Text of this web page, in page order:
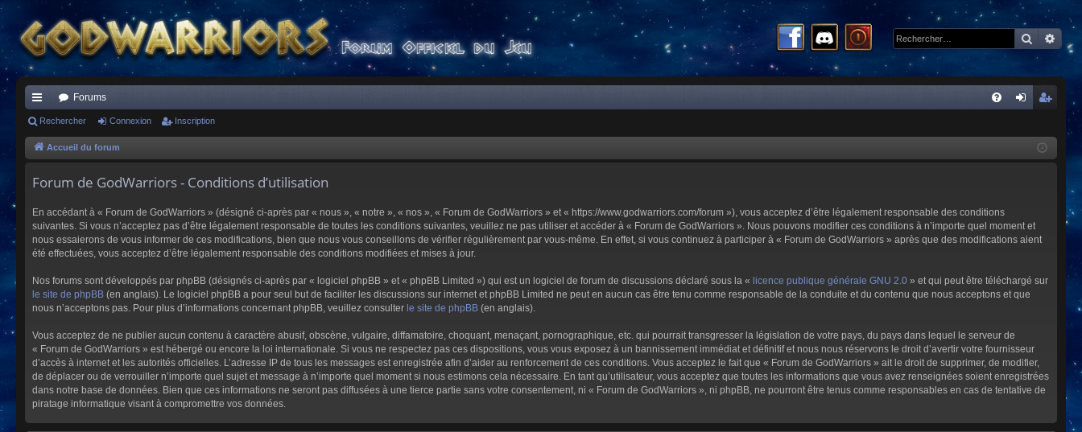
ac
co
s
Forums
cri
Rechercher Connexion Inscription
Accueil du forum
Forum de GodWarriors - Conditions d’utilisation
En accédant à « Forum de GodWarriors » (désigné ci-après par « nous », « notre », « nos », « Forum de GodWarriors » et « https://www.godwarriors.com/forum »), vous acceptez d’être légalement responsable des conditions
suivantes. Si vous n’acceptez pas d’être légalement responsable de toutes les conditions suivantes, veuillez ne pas utiliser et accéder à « Forum de GodWarriors ». Nous pouvons modifier ces conditions à n’importe quel moment et
nous essaierons de vous informer de ces modifications, bien que nous vous conseillons de vérifier régulièrement par vous-même. En effet, si vous continuez à participer à « Forum de GodWarriors » après que des modifications aient
été effectuées, vous acceptez d’être légalement responsable des conditions modifiées et mises à jour.
Nos forums sont développés par phpBB (désignés ci-après par « logiciel phpBB » et « phpBB Limited ») qui est un logiciel de forum de discussions déclaré sous la « licence publique générale GNU 2.0 » et qui peut être téléchargé sur
le site de phpBB (en anglais). Le logiciel phpBB a pour seul but de faciliter les discussions sur internet et phpBB Limited ne peut en aucun cas être tenu comme responsable de la conduite et du contenu que nous acceptons et que
nous n’acceptons pas. Pour plus d’informations concernant phpBB, veuillez consulter le site de phpBB (en anglais).
Vous acceptez de ne publier aucun contenu à caractère abusif, obscène, vulgaire, diffamatoire, choquant, menaçant, pornographique, etc. qui pourrait transgresser la législation de votre pays, du pays dans lequel le serveur de
« Forum de GodWarriors » est hébergé ou encore la loi internationale. Si vous ne respectez pas ces dispositions, vous vous exposez à un bannissement immédiat et définitif et nous nous réservons le droit d’avertir votre fournisseur
d’accès à internet et les autorités officielles. L’adresse IP de tous les messages est enregistrée afin d’aider au renforcement de ces conditions. Vous acceptez le fait que « Forum de GodWarriors » ait le droit de supprimer, de modifier,
de déplacer ou de verrouiller n’importe quel sujet et message à n’importe quel moment si nous estimons cela nécessaire. En tant qu’utilisateur, vous acceptez que toutes les informations que vous avez renseignées soient enregistrées
dans notre base de données. Bien que ces informations ne seront pas diffusées à une tierce partie sans votre consentement, ni « Forum de GodWarriors », ni phpBB, ne pourront être tenus comme responsables en cas de tentative de
piratage informatique visant à compromettre vos données.